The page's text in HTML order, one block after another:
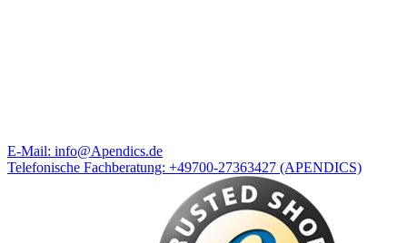
E-Mail: info@Apendics.de
Telefonische Fachberatung: +49700-27363427 (APENDICS)